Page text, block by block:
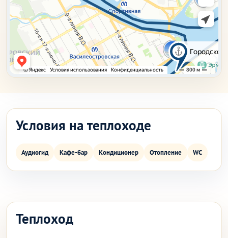
Условия на теплоходе
Аудиогид Кафе-бар Кондиционер Отопление WC
Теплоход